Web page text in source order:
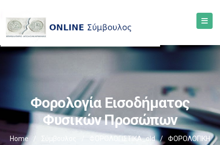
Φορολογία Εισοδήματος
Φυσικών Προσώπων
Home / Σύμβουλος ΦΟΡΟΛΟΓΙΣΤΙΚΑ_old /
ΦΟΡΟΛΟΓΙΚΗ